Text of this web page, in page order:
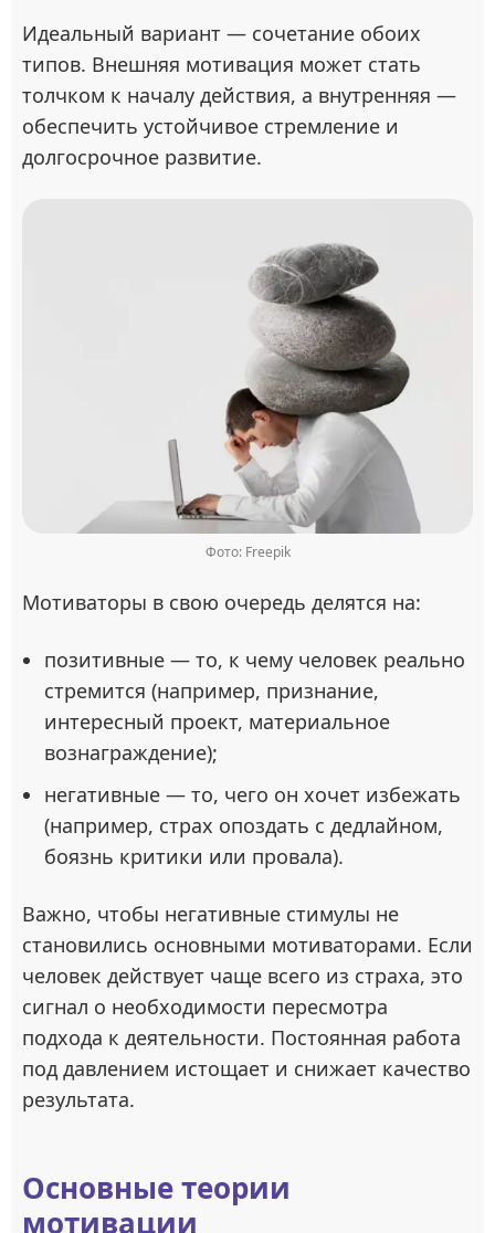
Идеальный вариант — сочетание обоих
типов. Внешняя мотивация может стать
толчком к началу действия, а внутренняя —
обеспечить устойчивое стремление и
долгосрочное развитие.
Фото: Freepik
Мотиваторы в свою очередь делятся на:
позитивные — то, к чему человек реально
стремится (например, признание,
интересный проект, материальное
вознаграждение);
негативные — то, чего он хочет избежать
(например, страх опоздать с дедлайном,
боязнь критики или провала).
Важно, чтобы негативные стимулы не
становились основными мотиваторами. Если
человек действует чаще всего из страха, это
сигнал о необходимости пересмотра
подхода к деятельности. Постоянная работа
под давлением истощает и снижает качество
результата.
Основные теории
мотивации